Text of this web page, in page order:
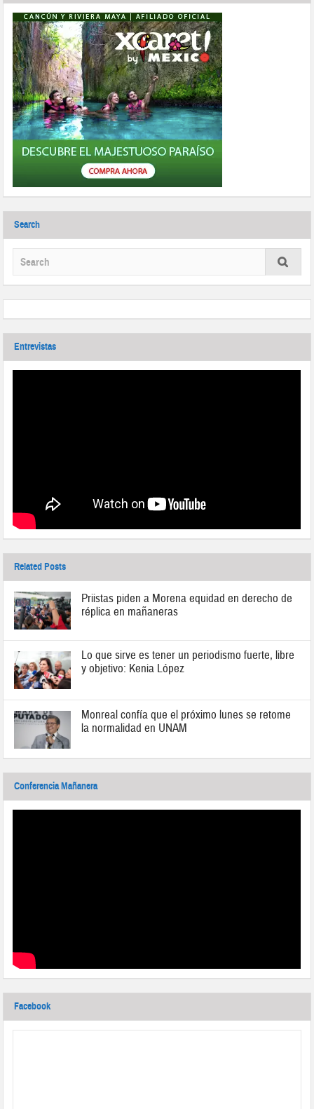
Search
Entrevistas
Related Posts
Priistas piden a Morena equidad en derecho de
réplica en mañaneras
Lo que sirve es tener un periodismo fuerte, libre
y objetivo: Kenia López
Monreal confía que el próximo lunes se retome
la normalidad en UNAM
Conferencia Mañanera
Facebook